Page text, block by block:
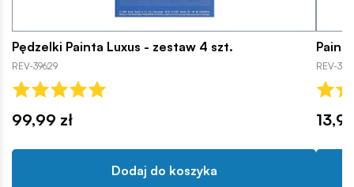
Pędzelki Painta Luxus - zestaw 4 szt.
REV-39629
99,99 zł
Dodaj do koszyka
REV-